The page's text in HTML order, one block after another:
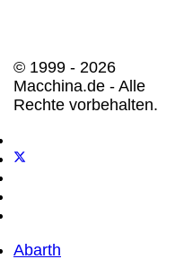
© 1999 - 2026
Macchina.de - Alle
Rechte vorbehalten.
Abarth